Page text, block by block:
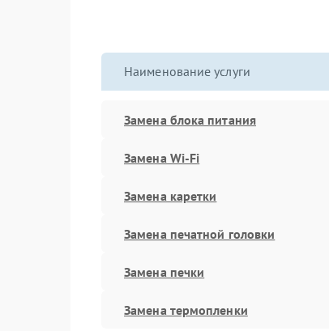
Наименование услуги
Замена блока питания
Замена Wi-Fi
Замена каретки
Замена печатной головки
Замена печки
Замена термопленки